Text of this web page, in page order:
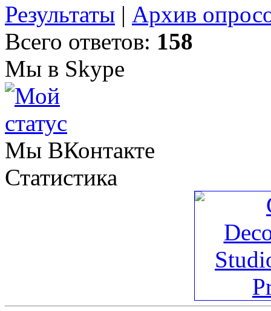
Результаты | Архив
Всего ответов: 158
Мы в Skype
Мы ВКонтакте
Статистика